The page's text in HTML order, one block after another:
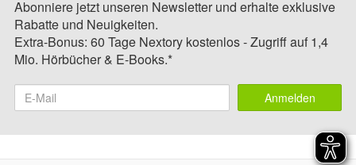
Abonniere jetzt unseren Newsletter und erhalte exklusive
Rabatte und Neuigkeiten.
Extra-Bonus: 60 Tage Nextory kostenlos - Zugriff auf 1,4
Mio. Hörbücher & E-Books.*
Anmelden